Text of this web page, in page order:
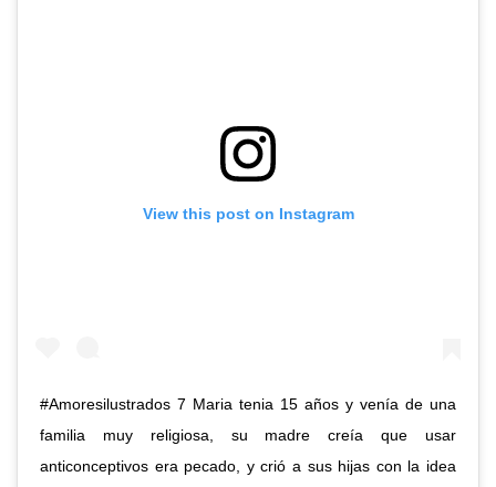
View this post on Instagram
#Amoresilustrados 7 Maria tenia 15 años y venía de una
familia muy religiosa, su madre creía que usar
anticonceptivos era pecado, y crió a sus hijas con la idea